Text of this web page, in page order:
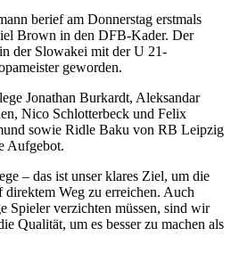
berief am Donnerstag erstmals
Brown in den DFB-Kader. Der
der Slowakei mit der U 21-
geworden.
Jonathan Burkardt, Aleksandar
Nico Schlotterbeck und Felix
sowie Ridle Baku von RB Leipzig
Aufgebot.
– das ist unser klares Ziel, um die
Weg zu erreichen. Auch
Spieler verzichten müssen, sind wir
Qualität, um es besser zu machen als